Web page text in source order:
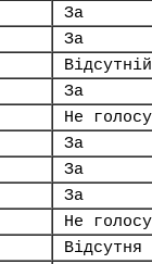
За
За
Відсутній
За
Не
За
За
За
Не
Відсутня